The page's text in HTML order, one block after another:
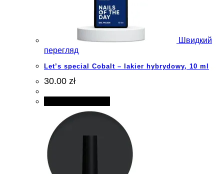
Швидкий
перегляд
Let’s special Cobalt – lakier hybrydowy, 10 ml
30.00 zł